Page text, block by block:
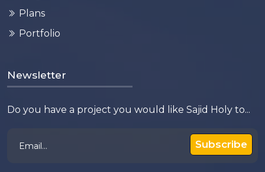
Plans
Portfolio
Newsletter
Do you have a project you would like Sajid Holy to...
Subscribe